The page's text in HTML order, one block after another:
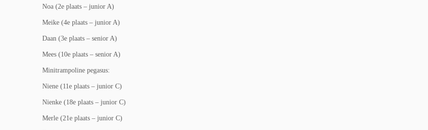
Noa (2e plaats – junior A)
Meike (4e plaats – junior A)
Daan (3e plaats – senior A)
Mees (10e plaats – senior A)
Minitrampoline pegasus:
Niene (11e plaats – junior C)
Nienke (18e plaats – junior C)
Merle (21e plaats – junior C)